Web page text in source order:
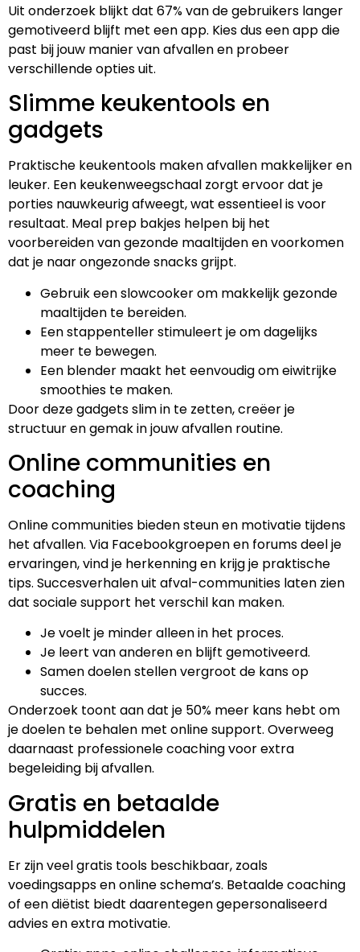
Uit onderzoek blijkt dat 67% van de gebruikers langer
gemotiveerd blijft met een app. Kies dus een app die
past bij jouw manier van afvallen en probeer
verschillende opties uit.
Slimme keukentools en
gadgets
Praktische keukentools maken afvallen makkelijker en
leuker. Een keukenweegschaal zorgt ervoor dat je
porties nauwkeurig afweegt, wat essentieel is voor
resultaat. Meal prep bakjes helpen bij het
voorbereiden van gezonde maaltijden en voorkomen
dat je naar ongezonde snacks grijpt.
Gebruik een slowcooker om makkelijk gezonde
maaltijden te bereiden.
Een stappenteller stimuleert je om dagelijks
meer te bewegen.
Een blender maakt het eenvoudig om eiwitrijke
smoothies te maken.
Door deze gadgets slim in te zetten, creëer je
structuur en gemak in jouw afvallen routine.
Online communities en
coaching
Online communities bieden steun en motivatie tijdens
het afvallen. Via Facebookgroepen en forums deel je
ervaringen, vind je herkenning en krijg je praktische
tips. Succesverhalen uit afval-communities laten zien
dat sociale support het verschil kan maken.
Je voelt je minder alleen in het proces.
Je leert van anderen en blijft gemotiveerd.
Samen doelen stellen vergroot de kans op
succes.
Onderzoek toont aan dat je 50% meer kans hebt om
je doelen te behalen met online support. Overweeg
daarnaast professionele coaching voor extra
begeleiding bij afvallen.
Gratis en betaalde
hulpmiddelen
Er zijn veel gratis tools beschikbaar, zoals
voedingsapps en online schema’s. Betaalde coaching
of een diëtist biedt daarentegen gepersonaliseerd
advies en extra motivatie.